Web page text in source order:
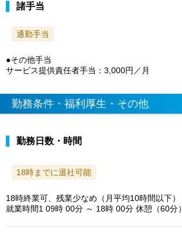
諸手当
通勤手当
●その他手当
サービス提供責任者手当：3,000円／月
勤務条件・福利厚生・その他
勤務日数・時間
18時までに退社可能
18時終業可、残業少なめ（月平均10時間以下）
就業時間1 09時 00分 ～ 18時 00分 休憩（60分）